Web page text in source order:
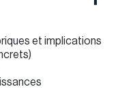
et implications